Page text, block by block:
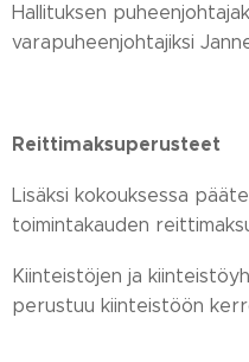
Hallituksen
varapuheenjohtajiksi
Reittimaksuperusteet
Lisäksi kokouksessa
toimintakauden
Kiinteistöjen ja
perustuu kiinteistöön